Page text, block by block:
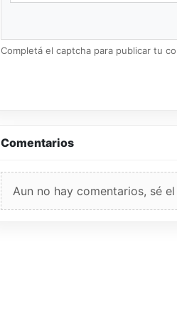
Completá el captcha para publicar tu
Comentarios
Aun no hay comentarios, sé